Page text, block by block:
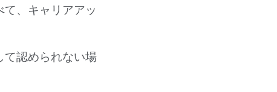
、キャリアアッ
て認められない場